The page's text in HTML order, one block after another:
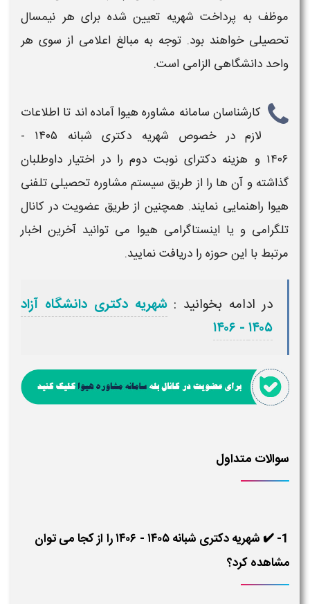
به پرداختشهریهتعیین‌ شده برای هر نیمسال
خواهند بود. توجه به مبالغ اعلامی از سوی هر
دانشگاهی الزامی است.
کارشناسان سامانه مشاوره هیوا آماده اند تا اطلاعات
لازم در خصوص
شهریه دکتری شبانه ۱۴۰۵ -
وهزینه دکترای نوبت دومرا در اختیار داوطلبان
و آن ها را از طریق سیستم مشاوره تحصیلی تلفنی
راهنمایی نمایند. همچنین از طریق عضویت در کانال
و یا اینستاگرامی هیوا می توانید آخرین اخبار
با این حوزه را دریافت نمایید.
در ادامه بخوانید :شهریه دکتری دانشگاه آزاد
متداول
1- ✔️ شهریه دکتری شبانه ۱۴۰۵ - ۱۴۰۶ را از کجا می توان
کرد؟